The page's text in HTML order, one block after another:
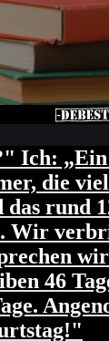
„Ein
die
rund
Wir
46